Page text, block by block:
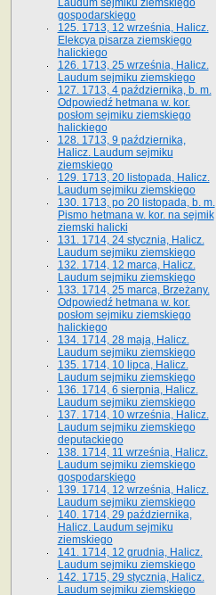
Laudum sejmiku ziemskiego
gospodarskiego
125. 1713, 12 września, Halicz.
Elekcya pisarza ziemskiego
halickiego
126. 1713, 25 września, Halicz.
Laudum sejmiku ziemskiego
127. 1713, 4 października, b. m.
Odpowiedź hetmana w. kor.
posłom sejmiku ziemskiego
halickiego
128. 1713, 9 października,
Halicz. Laudum sejmiku
ziemskiego
129. 1713, 20 listopada, Halicz.
Laudum sejmiku ziemskiego
130. 1713, po 20 listopada, b. m.
Pismo hetmana w. kor. na sejmik
ziemski halicki
131. 1714, 24 stycznia, Halicz.
Laudum sejmiku ziemskiego
132. 1714, 12 marca, Halicz.
Laudum sejmiku ziemskiego
133. 1714, 25 marca, Brzeżany.
Odpowiedź hetmana w. kor.
posłom sejmiku ziemskiego
halickiego
134. 1714, 28 maja, Halicz.
Laudum sejmiku ziemskiego
135. 1714, 10 lipca, Halicz.
Laudum sejmiku ziemskiego
136. 1714, 6 sierpnia, Halicz.
Laudum sejmiku ziemskiego
137. 1714, 10 września, Halicz.
Laudum sejmiku ziemskiego
deputackiego
138. 1714, 11 września, Halicz.
Laudum sejmiku ziemskiego
gospodarskiego
139. 1714, 12 września, Halicz.
Laudum sejmiku ziemskiego
140. 1714, 29 października,
Halicz. Laudum sejmiku
ziemskiego
141. 1714, 12 grudnia, Halicz.
Laudum sejmiku ziemskiego
142. 1715, 29 stycznia, Halicz.
Laudum sejmiku ziemskiego